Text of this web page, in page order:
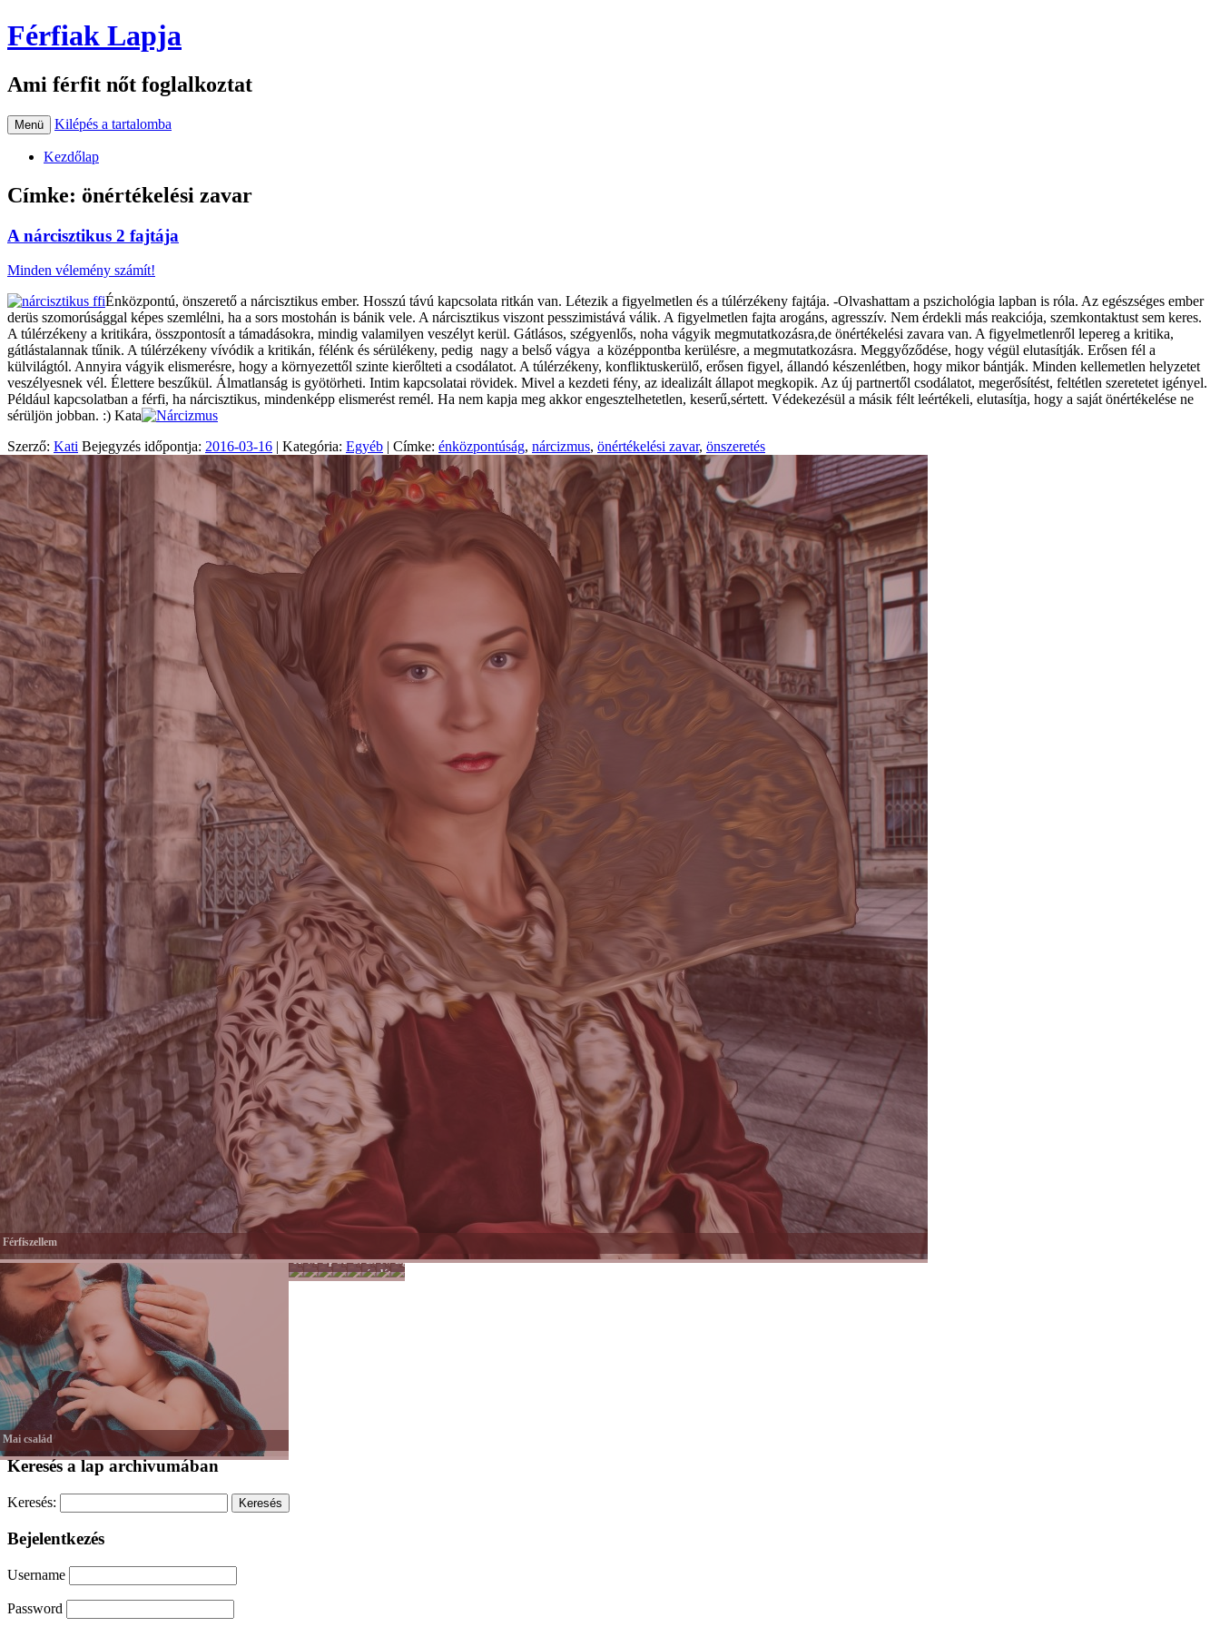
Férfiak Lapja
Ami férfit nőt foglalkoztat
Menü Kilépés a tartalomba
Kezdőlap
Címke: önértékelési zavar
A nárcisztikus 2 fajtája
Minden vélemény számít!
Énközpontú, önszerető a nárcisztikus ember. Hosszú távú kapcsolata ritkán van. Létezik a figyelmetlen és a túlérzékeny fajtája. -Olvashattam a pszichológia lapban is róla. Az egészséges ember
derüs szomorúsággal képes szemlélni, ha a sors mostohán is bánik vele. A nárcisztikus viszont pesszimistává válik. A figyelmetlen fajta arogáns, agresszív. Nem érdekli más reakciója, szemkontaktust sem keres.
A túlérzékeny a kritikára, összpontosít a támadásokra, mindig valamilyen veszélyt kerül. Gátlásos, szégyenlős, noha vágyik megmutatkozásra,de önértékelési zavara van. A figyelmetlenről lepereg a kritika,
gátlástalannak tűnik. A túlérzékeny vívódik a kritikán, félénk és sérülékeny, pedig nagy a belső vágya a középpontba kerülésre, a megmutatkozásra. Meggyőződése, hogy végül elutasítják. Erősen fél a
külvilágtól. Annyira vágyik elismerésre, hogy a környezettől szinte kierőlteti a csodálatot. A túlérzékeny, konfliktuskerülő, erősen figyel, állandó készenlétben, hogy mikor bántják. Minden kellemetlen helyzetet
veszélyesnek vél. Élettere beszűkül. Álmatlanság is gyötörheti. Intim kapcsolatai rövidek. Mivel a kezdeti fény, az idealizált állapot megkopik. Az új partnertől csodálatot, megerősítést, feltétlen szeretetet igényel.
Például kapcsolatban a férfi, ha nárcisztikus, mindenképp elismerést remél. Ha nem kapja meg akkor engesztelhetetlen, keserű,sértett. Védekezésül a másik félt leértékeli, elutasítja, hogy a saját önértékelése ne
sérüljön jobban. :) Kata
Szerző: Kati Bejegyzés időpontja: 2016-03-16 | Kategória: Egyéb | Címke: énközpontúság, nárcizmus, önértékelési zavar, önszeretés
Férfiszellem
Mai család
HobbiMunka
Sport
-
Színes
nagyvilág
Önkéntesség
Lélek
és
Női
lét
Egyéb
Keresés a lap archivumában
Keresés:
Bejelentkezés
Username
Password